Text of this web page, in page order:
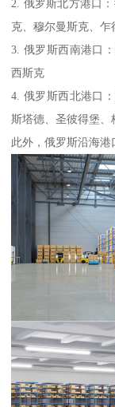
2. 俄罗斯北方港口
克、穆尔曼斯克、乍
3. 俄罗斯西南港口
西斯克
4. 俄罗斯西北港口
斯塔德、圣彼得堡、
此外，俄罗斯沿海港